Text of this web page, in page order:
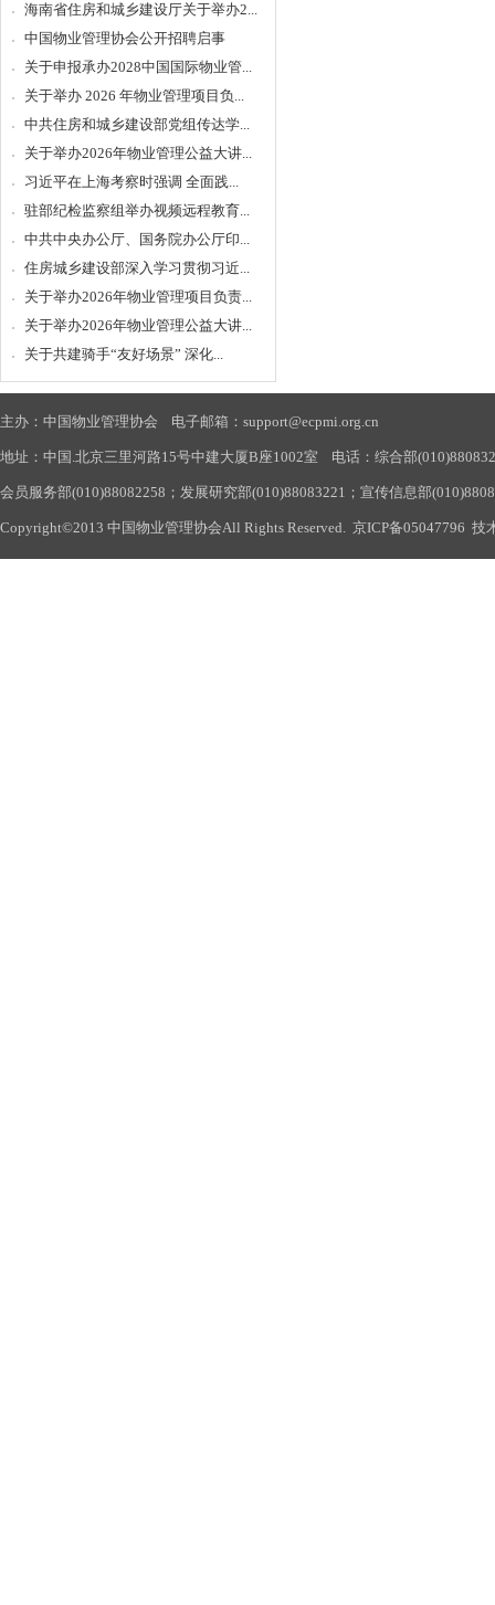
海南省住房和城乡建设厅关于举办2...
中国物业管理协会公开招聘启事
关于申报承办2028中国国际物业管...
关于举办 2026 年物业管理项目负...
中共住房和城乡建设部党组传达学...
关于举办2026年物业管理公益大讲...
习近平在上海考察时强调 全面践...
驻部纪检监察组举办视频远程教育...
中共中央办公厅、国务院办公厅印...
住房城乡建设部深入学习贯彻习近...
关于举办2026年物业管理项目负责...
关于举办2026年物业管理公益大讲...
关于共建骑手“友好场景” 深化...
主办：中国物业管理协会 电子邮箱：support@ecpmi.org.cn
地址：中国.北京三里河路15号中建大厦B座1002室 电话：综合部
会员服务部(010)88082258；发展研究部(010)88083221；宣传信息部
Copyright©2013 中国物业管理协会All Rights Reserved. 京ICP备05047796 技